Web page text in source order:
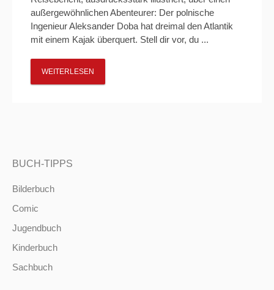
außergewöhnlichen Abenteurer: Der polnische
Ingenieur Aleksander Doba hat dreimal den Atlantik
mit einem Kajak überquert. Stell dir vor, du ...
WEITERLESEN
BUCH-TIPPS
Bilderbuch
Comic
Jugendbuch
Kinderbuch
Sachbuch